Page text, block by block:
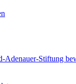
Adenauer-Stiftung